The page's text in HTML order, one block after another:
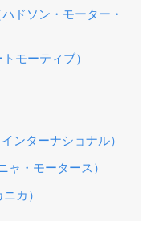
ドソン・モーター・
モーティブ）
ンターナショナル）
ャ・モータース）
カ）